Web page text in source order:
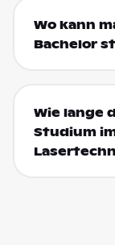
Wo kann
Bachelor
Wie lange
Studium